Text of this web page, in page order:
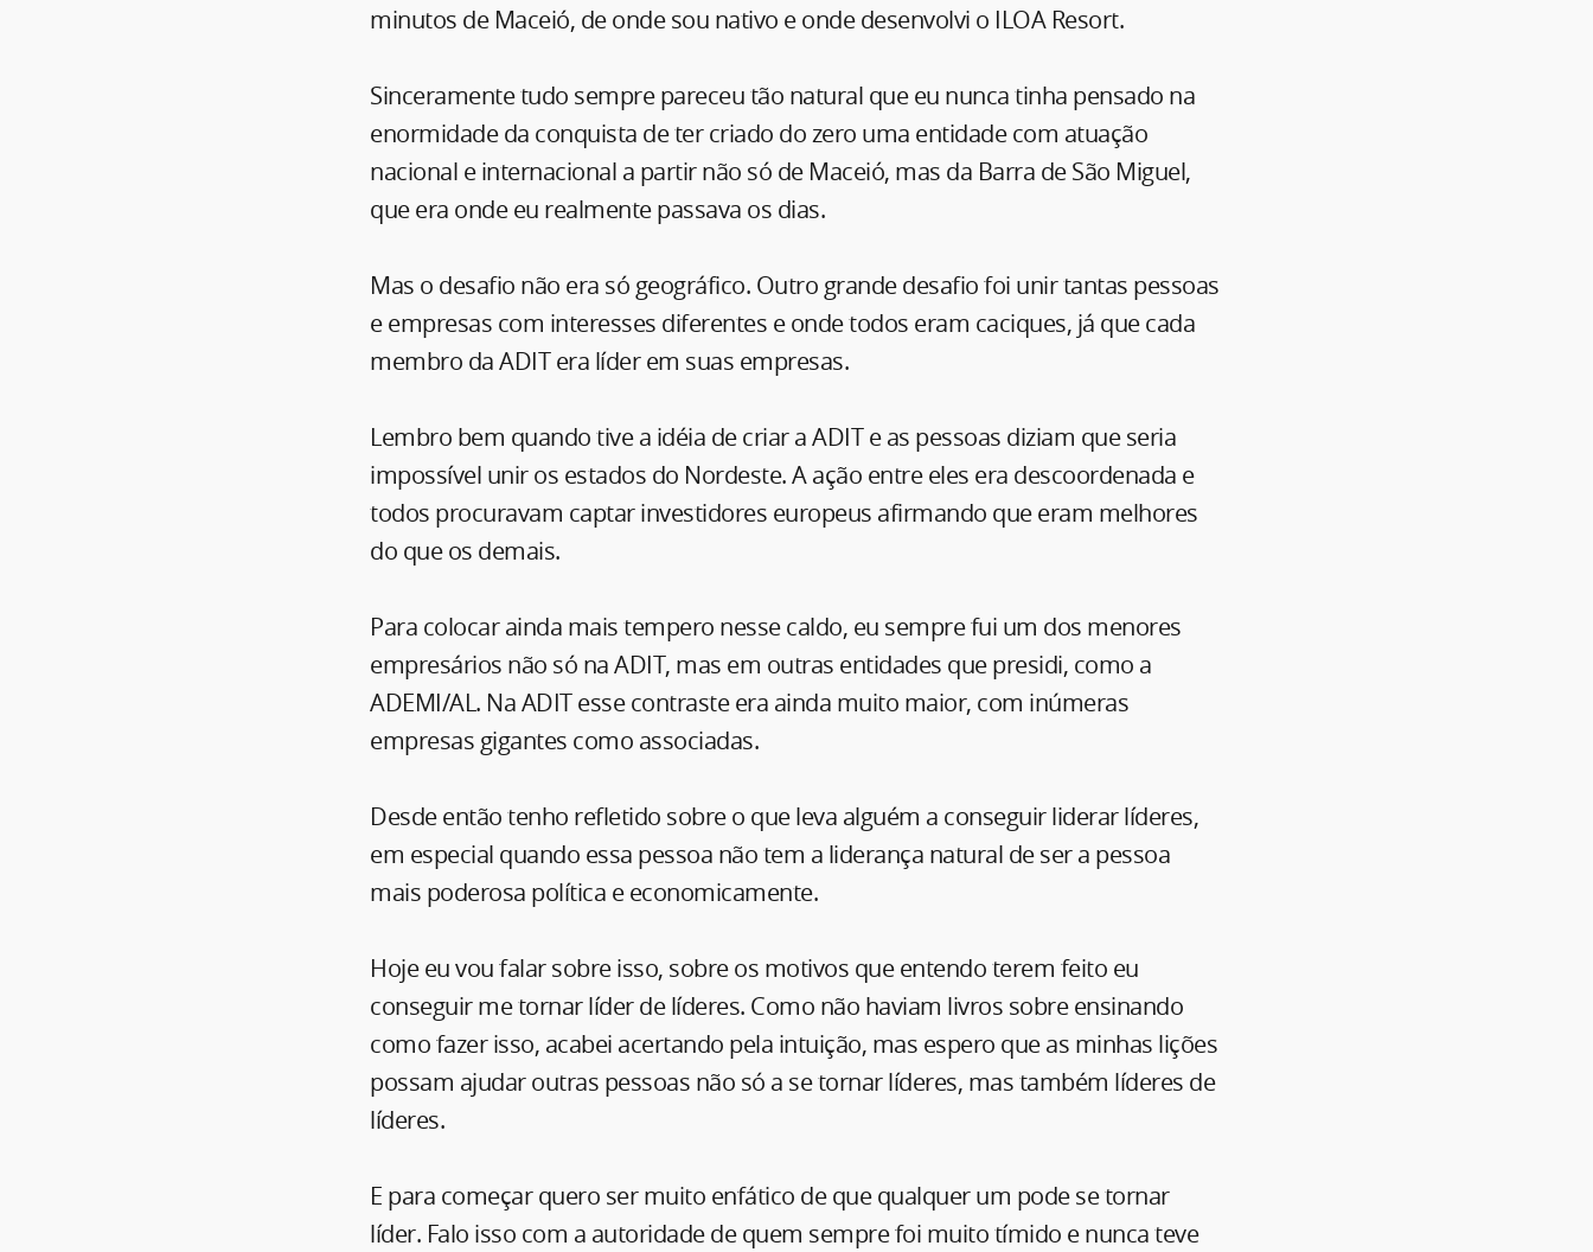
minutos de Maceió, de onde sou nativo e onde desenvolvi o ILOA Resort.
Sinceramente tudo sempre pareceu tão natural que eu nunca tinha pensado na
enormidade da conquista de ter criado do zero uma entidade com atuação
nacional e internacional a partir não só de Maceió, mas da Barra de São Miguel,
que era onde eu realmente passava os dias.
Mas o desafio não era só geográfico. Outro grande desafio foi unir tantas pessoas
e empresas com interesses diferentes e onde todos eram caciques, já que cada
membro da ADIT era líder em suas empresas.
Lembro bem quando tive a idéia de criar a ADIT e as pessoas diziam que seria
impossível unir os estados do Nordeste. A ação entre eles era descoordenada e
todos procuravam captar investidores europeus afirmando que eram melhores
do que os demais.
Para colocar ainda mais tempero nesse caldo, eu sempre fui um dos menores
empresários não só na ADIT, mas em outras entidades que presidi, como a
ADEMI/AL. Na ADIT esse contraste era ainda muito maior, com inúmeras
empresas gigantes como associadas.
Desde então tenho refletido sobre o que leva alguém a conseguir liderar líderes,
em especial quando essa pessoa não tem a liderança natural de ser a pessoa
mais poderosa política e economicamente.
Hoje eu vou falar sobre isso, sobre os motivos que entendo terem feito eu
conseguir me tornar líder de líderes. Como não haviam livros sobre ensinando
como fazer isso, acabei acertando pela intuição, mas espero que as minhas lições
possam ajudar outras pessoas não só a se tornar líderes, mas também líderes de
líderes.
E para começar quero ser muito enfático de que qualquer um pode se tornar
líder. Falo isso com a autoridade de quem sempre foi muito tímido e nunca teve